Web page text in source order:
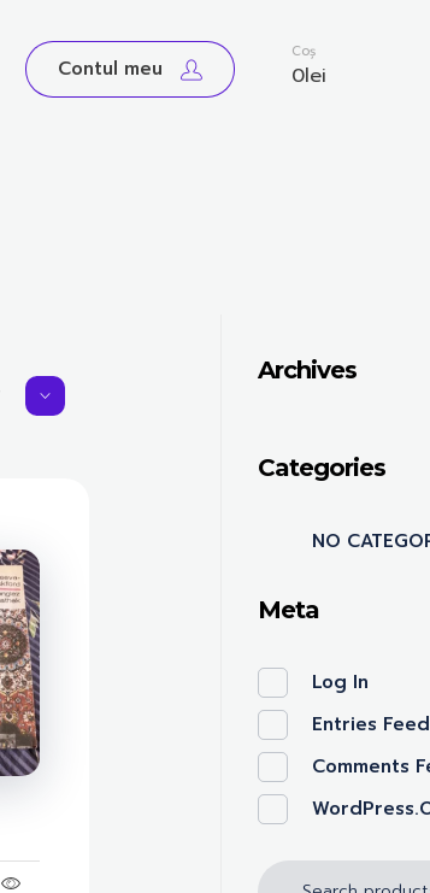
Contul meu
Coș
0lei
Archives
Categories
NO
Meta
Log In
Entries Feed
Comments